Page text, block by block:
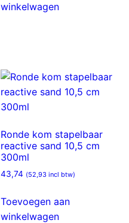
winkelwagen
Ronde kom stapelbaar
reactive sand 10,5 cm
300ml
43,74 (52,93 incl btw)
Toevoegen aan
winkelwagen